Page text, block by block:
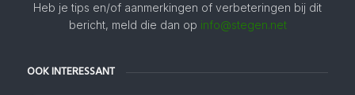
Heb je tips en/of aanmerkingen of verbeteringen bij dit
bericht, meld die dan op info@stegen.net
OOK INTERESSANT